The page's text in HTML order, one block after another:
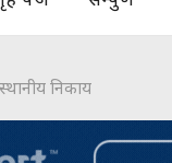
निकाय